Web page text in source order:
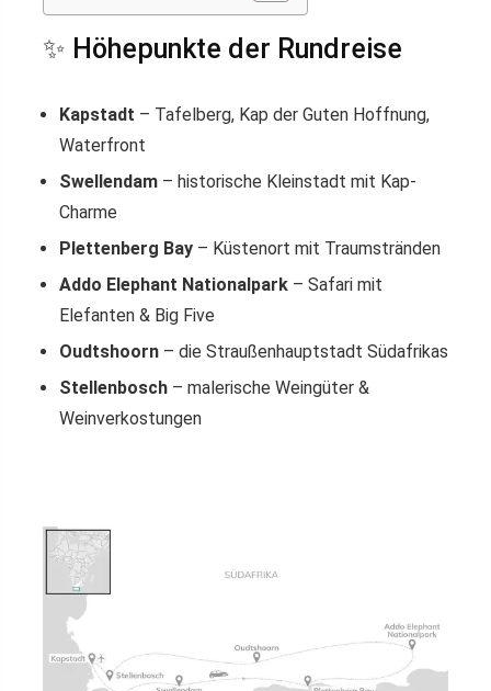
✨ Höhepunkte der Rundreise
Kapstadt – Tafelberg, Kap der Guten Hoffnung,
Waterfront
Swellendam – historische Kleinstadt mit Kap-
Charme
Plettenberg Bay – Küstenort mit Traumstränden
Addo Elephant Nationalpark – Safari mit
Elefanten & Big Five
Oudtshoorn – die Straußenhauptstadt Südafrikas
Stellenbosch – malerische Weingüter &
Weinverkostungen